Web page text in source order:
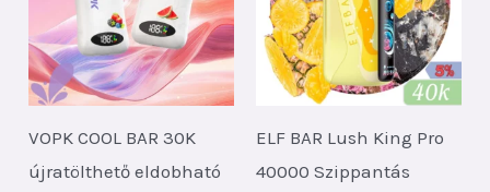
VOPK COOL BAR 30K
újratölthető eldobható
ELF BAR Lush King Pro
40000 Szippantás